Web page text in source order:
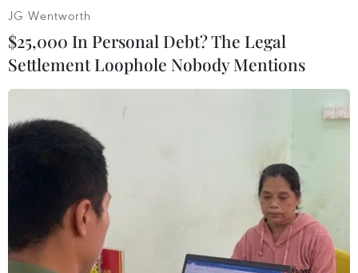
TIN LIÊN QUAN
JG Wentworth
$25,000 In Personal Debt? The Legal
Settlement Loophole Nobody Mentions